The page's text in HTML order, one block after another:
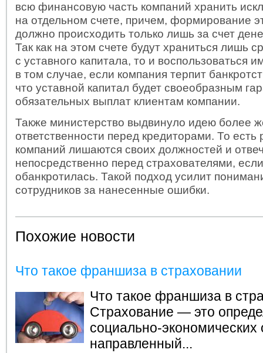
всю финансовую часть компаний хранить
на отдельном счете, причем, формирование
должно происходить только лишь за счет
Так как на этом счете будут храниться лишь
с уставного капитала, то и воспользоваться
в том случае, если компания терпит
что уставной капитал будет своеобразным
обязательных выплат клиентам компании.
Также министерство выдвинуло идею более
ответственности перед кредиторами. То есть
компаний лишаются своих должностей и
непосредственно перед страхователями,
обанкротилась. Такой подход усилит
сотрудников за нанесенные ошибки.
Похожие новости
Что такое франшиза в страховании
Что такое франшиза в
Страхование — это
социально-
направленный...